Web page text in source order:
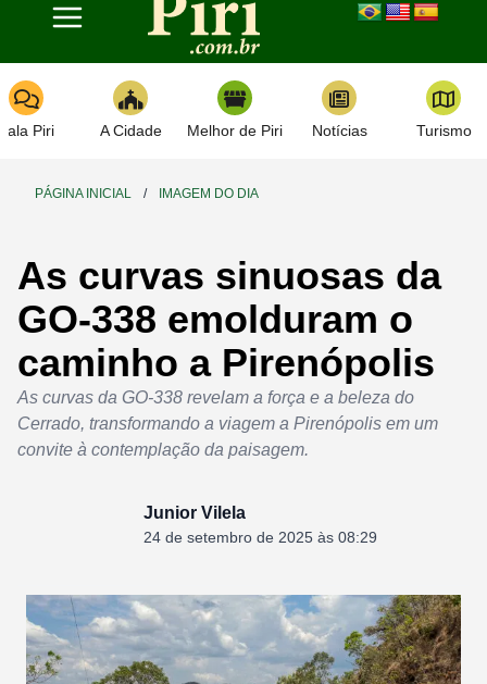
Toggle navigation
Piri A Cidade Melhor de Piri Notícias Turismo
PÁGINA INICIAL / IMAGEM DO DIA
As curvas sinuosas da
GO-338 emolduram o
caminho a Pirenópolis
As curvas da GO-338 revelam a força e a beleza do
Cerrado, transformando a viagem a Pirenópolis em um
convite à contemplação da paisagem.
Junior Vilela
24 de setembro de 2025 às 08:29